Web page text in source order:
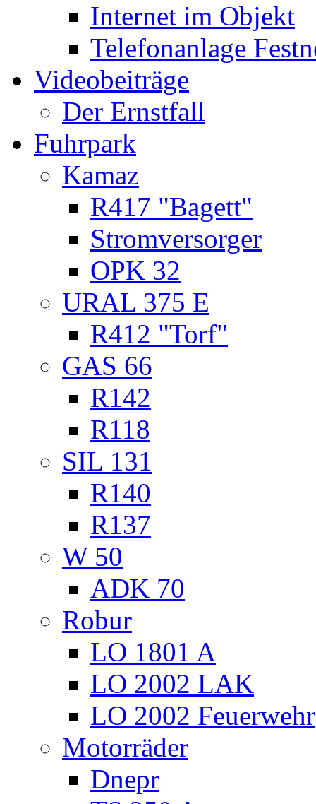
Internet im Objekt
Telefonanlage
Videobeiträge
Der Ernstfall
Fuhrpark
Kamaz
R417 "Bagett"
Stromversorger
OPK 32
URAL 375 E
R412 "Torf"
GAS 66
R142
R118
SIL 131
R140
R137
W 50
ADK 70
Robur
LO 1801 A
LO 2002 LAK
LO 2002 Feuerwehr
Motorräder
Dnepr